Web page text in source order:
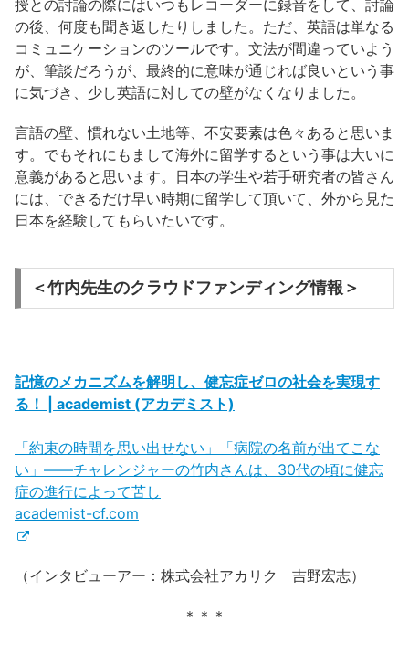
授との討論の際にはいつもレコーダーに録音をして、討論
の後、何度も聞き返したりしました。ただ、英語は単なる
コミュニケーションのツールです。文法が間違っていよう
が、筆談だろうが、最終的に意味が通じれば良いという事
に気づき、少し英語に対しての壁がなくなりました。
言語の壁、慣れない土地等、不安要素は色々あると思いま
す。でもそれにもまして海外に留学するという事は大いに
意義があると思います。日本の学生や若手研究者の皆さん
には、できるだけ早い時期に留学して頂いて、外から見た
日本を経験してもらいたいです。
＜竹内先生のクラウドファンディング情報＞
記憶のメカニズムを解明し、健忘症ゼロの社会を実現す
る！ | academist (アカデミスト)
「約束の時間を思い出せない」「病院の名前が出てこな
い」——チャレンジャーの竹内さんは、30代の頃に健忘
症の進行によって苦し
academist-cf.com
（インタビューアー：株式会社アカリク 吉野宏志）
＊＊＊